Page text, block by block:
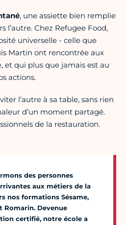
, une assiette bien remplie
l’autre. Chez Refugee Food,
universelle - celle que
Martin ont rencontrée aux
et qui plus que jamais est au
actions.
l’autre à sa table, sans rien
d’un moment partagé.
de la restauration.
des personnes
aux métiers de la
nos formations Sésame,
Romarin. Devenue
certifié, notre école a